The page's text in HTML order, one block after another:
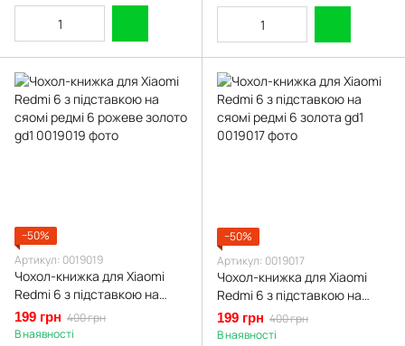
−50%
Артикул: 0019019
Чохол-книжка для Xiaomi
Redmi 6 з підставкою на
сяомі редмі 6 рожеве золото
gd1
199 грн 400 грн
В наявності
−50%
Артикул: 0019017
Чохол-книжка для Xiaomi
Redmi 6 з підставкою на
сяомі редмі 6 золота gd1
199 грн 400 грн
В наявності